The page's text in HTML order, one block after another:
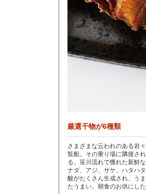
厳選干物が6種類
さまざまな云われのある岩
覧船。その乗り場に隣接さ
る。笹川流れで獲れた新鮮
ナダ、アジ、サケ、ハタハ
酸がたくさん生成され、う
たうまい。朝食のお供にし